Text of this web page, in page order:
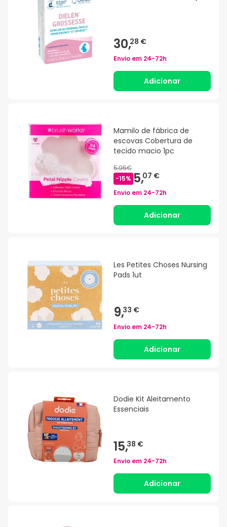
30,28 €
Envio em 24-72h
Adicionar
Mamilo de fábrica de
escovas Cobertura de
tecido macio 1pc
5,95€
-15% 5,07 €
Envio em 24-72h
Adicionar
Les Petites Choses Nursing
Pads 1ut
9,33 €
Envio em 24-72h
Adicionar
Dodie Kit Aleitamento
Essenciais
15,38 €
Envio em 24-72h
Adicionar